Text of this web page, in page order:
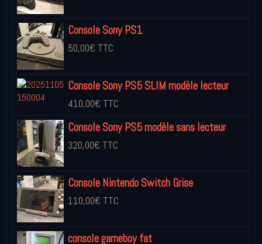
Console Sony PS1
50,00€ TTC
Console Sony PS5 SLIM modèle lecteur
410,00€ TTC
Console Sony PS5 modèle sans lecteur
320,00€ TTC
Console Nintendo Switch Grise
110,00€ TTC
console gameboy fat